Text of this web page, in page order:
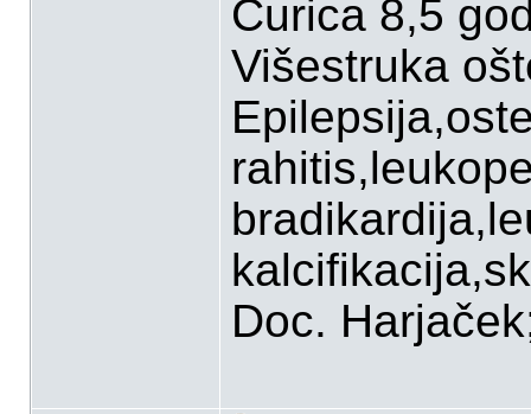
Curica 8,5
Višestruka
Doc.